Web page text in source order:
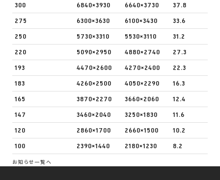
300
6840×3930 6640×3730
37.8
275
6300×3630 6100×3430
33.6
250
5730×3310 5530×3110
31.2
220
5090×2950 4880×2740
27.3
193
4470×2600 4270×2400
22.3
183
4260×2500 4050×2290
16.3
165
3870×2270 3660×2060
12.4
147
3460×2040 3250×1830
11.6
120
2860×1700 2660×1500
10.2
100
2390×1440 2180×1230 8.2
お知らせ一覧へ